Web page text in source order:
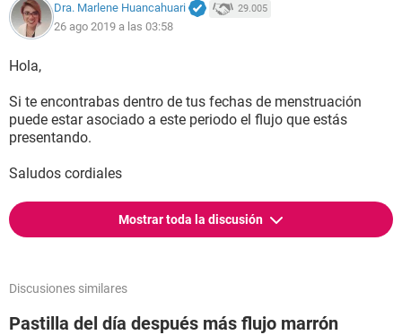
Dra. Marlene Huancahuari 29.005
26 ago 2019 a las 03:58
Hola,
Si te encontrabas dentro de tus fechas de menstruación
puede estar asociado a este periodo el flujo que estás
presentando.
Saludos cordiales
Mostrar toda la discusión
Discusiones similares
Pastilla del día después más flujo marrón